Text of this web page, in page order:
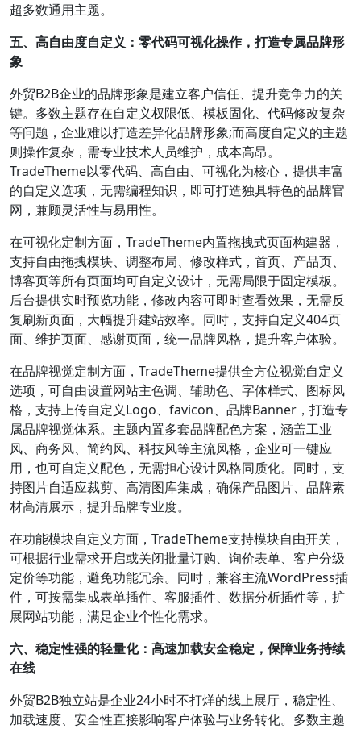
超多数通用主题。
五、高自由度自定义：零代码可视化操作，打造专属品牌形
象
外贸B2B企业的品牌形象是建立客户信任、提升竞争力的关
键。多数主题存在自定义权限低、模板固化、代码修改复杂
等问题，企业难以打造差异化品牌形象;而高度自定义的主题
则操作复杂，需专业技术人员维护，成本高昂。
TradeTheme以零代码、高自由、可视化为核心，提供丰富
的自定义选项，无需编程知识，即可打造独具特色的品牌官
网，兼顾灵活性与易用性。
在可视化定制方面，TradeTheme内置拖拽式页面构建器，
支持自由拖拽模块、调整布局、修改样式，首页、产品页、
博客页等所有页面均可自定义设计，无需局限于固定模板。
后台提供实时预览功能，修改内容可即时查看效果，无需反
复刷新页面，大幅提升建站效率。同时，支持自定义404页
面、维护页面、感谢页面，统一品牌风格，提升客户体验。
在品牌视觉定制方面，TradeTheme提供全方位视觉自定义
选项，可自由设置网站主色调、辅助色、字体样式、图标风
格，支持上传自定义Logo、favicon、品牌Banner，打造专
属品牌视觉体系。主题内置多套品牌配色方案，涵盖工业
风、商务风、简约风、科技风等主流风格，企业可一键应
用，也可自定义配色，无需担心设计风格同质化。同时，支
持图片自适应裁剪、高清图库集成，确保产品图片、品牌素
材高清展示，提升品牌专业度。
在功能模块自定义方面，TradeTheme支持模块自由开关，
可根据行业需求开启或关闭批量订购、询价表单、客户分级
定价等功能，避免功能冗余。同时，兼容主流WordPress插
件，可按需集成表单插件、客服插件、数据分析插件等，扩
展网站功能，满足企业个性化需求。
六、稳定性强的轻量化：高速加载安全稳定，保障业务持续
在线
外贸B2B独立站是企业24小时不打烊的线上展厅，稳定性、
加载速度、安全性直接影响客户体验与业务转化。多数主题